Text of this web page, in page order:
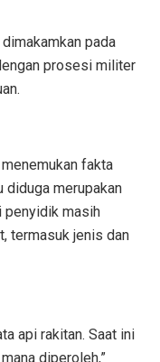
pada
prosesi militer
fakta
diduga merupakan
penyidik masih
termasuk jenis dan
api rakitan. Saat ini
diperoleh,”